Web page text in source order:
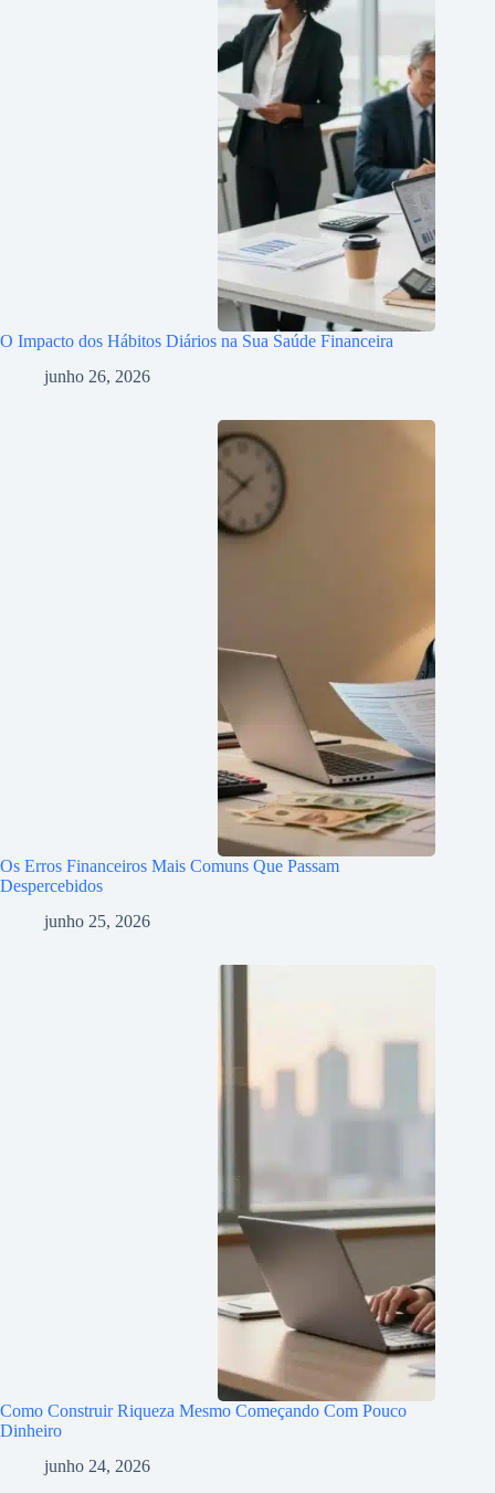
O Impacto dos Hábitos Diários na Sua Saúde Financeira
junho 26, 2026
Os Erros Financeiros Mais Comuns Que Passam
Despercebidos
junho 25, 2026
Como Construir Riqueza Mesmo Começando Com Pouco
Dinheiro
junho 24, 2026